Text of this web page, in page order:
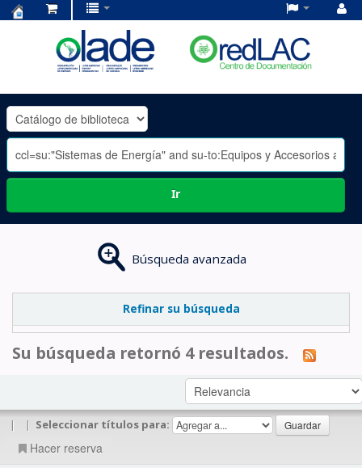
OLADE
-
Ir
Búsqueda avanzada
Refinar su búsqueda
Su búsqueda retornó 4 resultados.
| | Seleccionar títulos para:
Hacer reserva